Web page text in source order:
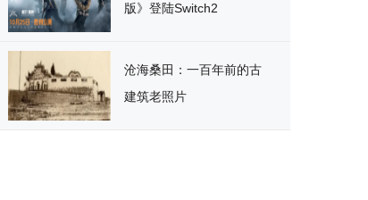
版》登陆Switch2
沧海桑田：一百年前的古
建筑老照片